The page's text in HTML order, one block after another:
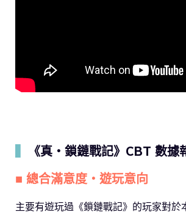
《真・鎖鏈戰記》CBT 數據
■ 總合滿意度・遊玩意向
主要有遊玩過《鎖鏈戰記》的玩家對於